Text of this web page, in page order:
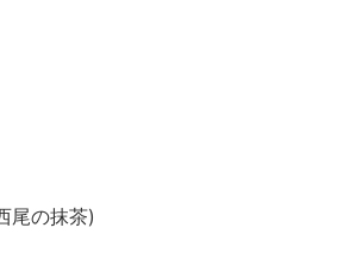
尾の抹茶)